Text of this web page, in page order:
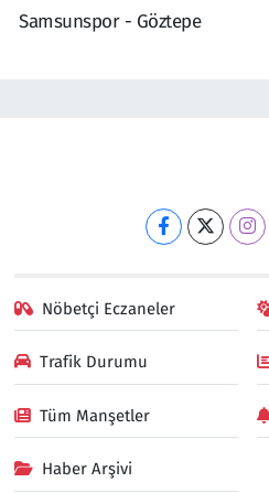
Samsunspor - Göztepe
Nöbetçi Eczaneler
Trafik Durumu
Tüm Manşetler
Haber Arşivi